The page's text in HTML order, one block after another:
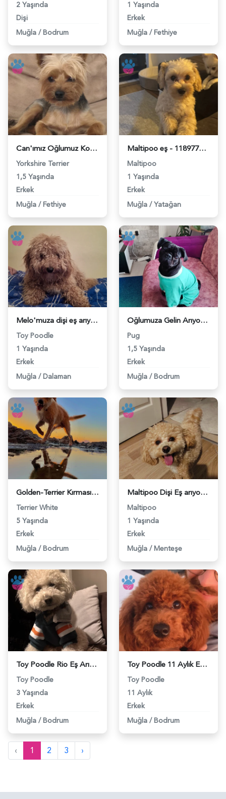
2 Yaşında
Dişi
Muğla / Bodrum
1 Yaşında
Erkek
Muğla / Fethiye
Can'ımız Oğlumuz Koko'ya Eş Arıyoruz - 118978125
Yorkshire Terrier
1,5 Yaşında
Erkek
Muğla / Fethiye
Maltipoo eş - 118977649
Maltipoo
1 Yaşında
Erkek
Muğla / Yatağan
Melo'muza dişi eş arıyoruz. - 118977333
Toy Poodle
1 Yaşında
Erkek
Muğla / Dalaman
Oğlumuza Gelin Arıyoruz - 118977280
Pug
1,5 Yaşında
Erkek
Muğla / Bodrum
Golden-Terrier Kırması - 118977149
Terrier White
5 Yaşında
Erkek
Muğla / Bodrum
Maltipoo Dişi Eş arıyorum - 118975045
Maltipoo
1 Yaşında
Erkek
Muğla / Menteşe
Toy Poodle Rio Eş Arıyor - 118972668
Toy Poodle
3 Yaşında
Erkek
Muğla / Bodrum
Toy Poodle 11 Aylık Eş Arıyor - 118972230
Toy Poodle
11 Aylık
Erkek
Muğla / Bodrum
‹ 1 2 3 ›